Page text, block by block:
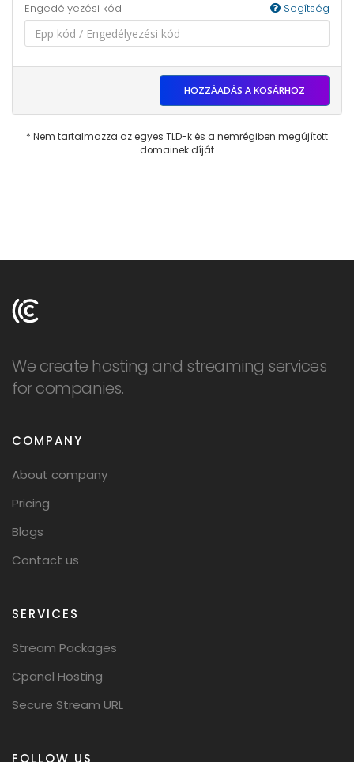
Engedélyezési kód Segítség
HOZZÁADÁS A KOSÁRHOZ
* Nem tartalmazza az egyes TLD-k és a nemrégiben megújított
domainek díját
We create hosting and streaming services
for companies.
COMPANY
About company
Pricing
Blogs
Contact us
SERVICES
Stream Packages
Cpanel Hosting
Secure Stream URL
FOLLOW US